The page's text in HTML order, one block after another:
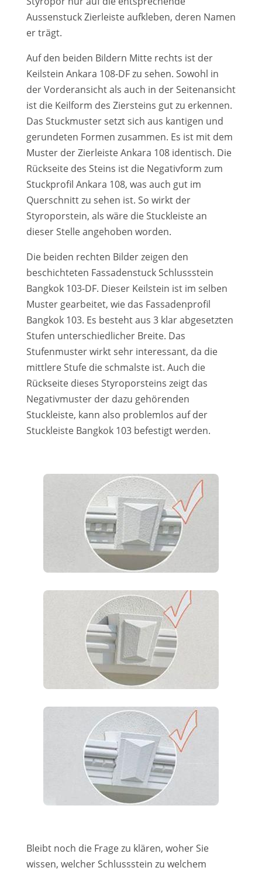
Aussenstuck Zierleiste aufkleben, deren Namen
er trägt.
Auf den beiden Bildern Mitte rechts ist der
Keilstein Ankara 108-DF zu sehen. Sowohl in
der Vorderansicht als auch in der Seitenansicht
ist die Keilform des Ziersteins gut zu erkennen.
Das Stuckmuster setzt sich aus kantigen und
gerundeten Formen zusammen. Es ist mit dem
Muster der Zierleiste Ankara 108 identisch. Die
Rückseite des Steins ist die Negativform zum
Stuckprofil Ankara 108, was auch gut im
Querschnitt zu sehen ist. So wirkt der
Styroporstein, als wäre die Stuckleiste an
dieser Stelle angehoben worden.
Die beiden rechten Bilder zeigen den
beschichteten Fassadenstuck Schlussstein
Bangkok 103-DF. Dieser Keilstein ist im selben
Muster gearbeitet, wie das Fassadenprofil
Bangkok 103. Es besteht aus 3 klar abgesetzten
Stufen unterschiedlicher Breite. Das
Stufenmuster wirkt sehr interessant, da die
mittlere Stufe die schmalste ist. Auch die
Rückseite dieses Styroporsteins zeigt das
Negativmuster der dazu gehörenden
Stuckleiste, kann also problemlos auf der
Stuckleiste Bangkok 103 befestigt werden.
Bleibt noch die Frage zu klären, woher Sie
wissen, welcher Schlussstein zu welchem